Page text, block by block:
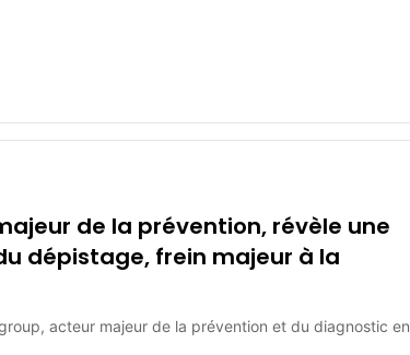
de la prévention, révèle une
dépistage, frein majeur à la
acteur majeur de la prévention et du diagnostic en